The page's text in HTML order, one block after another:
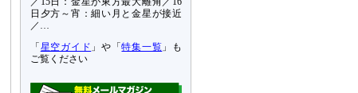
日夕方～宵：細い月と金星が接近
／…
「 星空ガイド 」や「特集一覧 」も
ご覧ください